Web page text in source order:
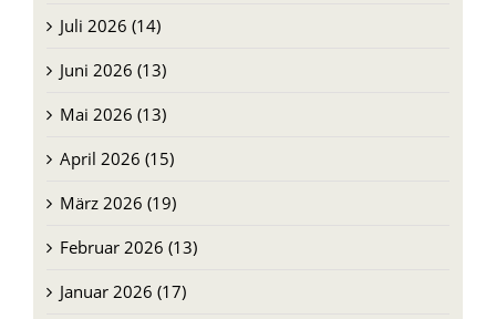
Juli 2026 (14)
Juni 2026 (13)
Mai 2026 (13)
April 2026 (15)
März 2026 (19)
Februar 2026 (13)
Januar 2026 (17)